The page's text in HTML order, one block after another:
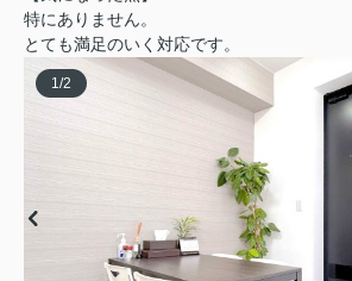
特にありません。
とても満足のいく対応です。
1/2